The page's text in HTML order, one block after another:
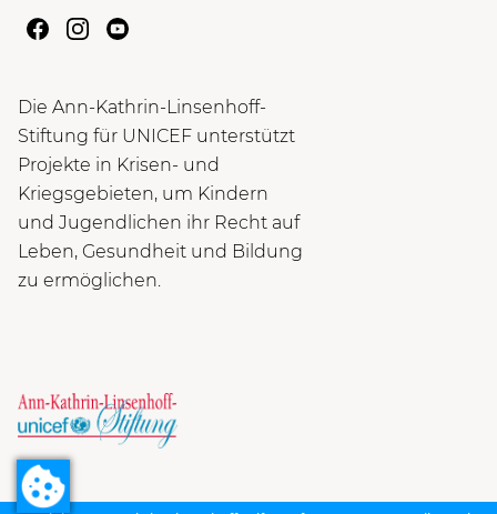
Die Ann-Kathrin-Linsenhoff-
Stiftung für UNICEF unterstützt
Projekte in Krisen- und
Kriegsgebieten, um Kindern
und Jugendlichen ihr Recht auf
Leben, Gesundheit und Bildung
zu ermöglichen.